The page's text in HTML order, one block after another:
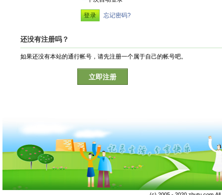
忘记密码?
还没有注册吗？
如果还没有本站的通行帐号，请先注册一个属于自己的帐号吧。
立即注册